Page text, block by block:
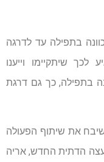
בתפילה עד לדרגה
שיתקיימו וייענו
בתפילה, כך גם דרגת
את שיתוף הפעולה
הדתית החדש, אריה